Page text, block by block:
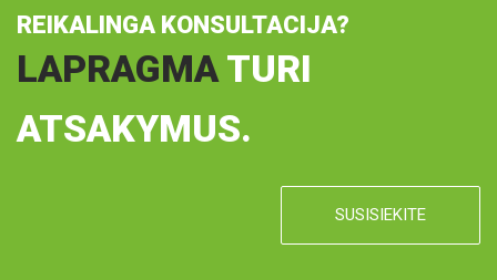
REIKALINGA KONSULTACIJA?
LAPRAGMA TURI
ATSAKYMUS.
SUSISIEKITE